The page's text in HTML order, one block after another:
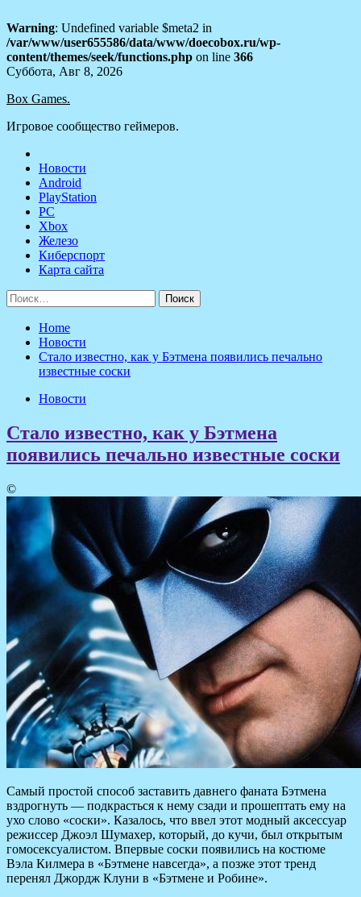
Warning: Undefined variable $meta2 in
/var/www/user655586/data/www/doecobox.ru/wp-
content/themes/seek/functions.php on line 366
Skip
content
Суббота, Авг 8, 2026
Box Games.
Игровое сообщество геймеров.
Новости
Android
PlayStation
PC
Xbox
Железо
Киберспорт
Карта сайта
Найти:
Home
Новости
Стало известно, как у Бэтмена появились печально
известные соски
Новости
Стало известно, как у Бэтмена
появились печально известные соски
©
Самый простой способ заставить давнего фаната Бэтмена
вздрогнуть — подкрасться к нему сзади и прошептать ему на
ухо слово «соски». Казалось, что ввел этот модный аксессуар
режиссер Джоэл Шумахер, который, до кучи, был открытым
гомосексуалистом. Впервые соски появились на костюме
Вэла Килмера в «Бэтмене навсегда», а позже этот тренд
перенял Джордж Клуни в «Бэтмене и Робине».